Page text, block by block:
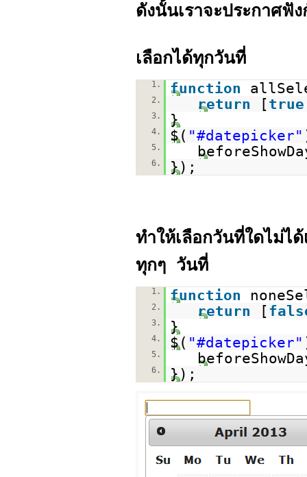
ดังนั้นเราจะประกาศฟั
เลือกได้ทุกวันที่
1. function
2. return [true
3. }
4. $( "#datepicker"
5.
6. });
ทำให้เลือกวันที่ใดไม่
ทุกๆ วันที่
1. function
2. return [
3. }
4. $( "#datepicker"
5.
6. });